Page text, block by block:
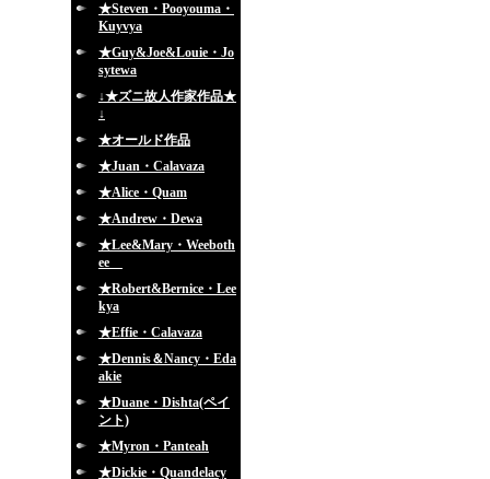
★Steven・Pooyouma・
Kuyvya
★Guy&Joe&Louie・Jo
sytewa
↓★ズニ故人作家作品★
↓
★オールド作品
★Juan・Calavaza
★Alice・Quam
★Andrew・Dewa
★Lee&Mary・Weeboth
ee
★Robert&Bernice・Lee
kya
★Effie・Calavaza
★Dennis＆Nancy・Eda
akie
★Duane・Dishta(ペイ
ント)
★Myron・Panteah
★Dickie・Quandelacy